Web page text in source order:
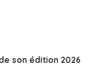
son édition 2026